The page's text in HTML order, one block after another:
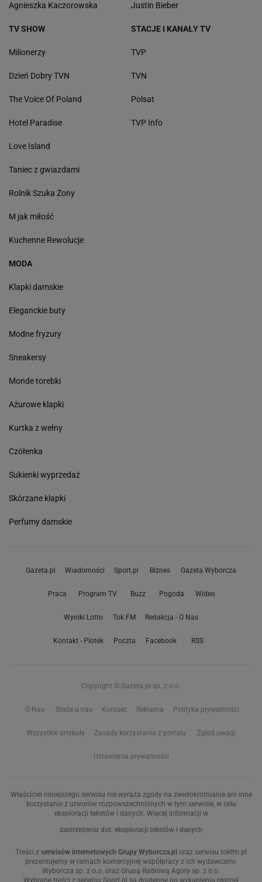
Agnieszka Kaczorowska Justin Bieber
TV SHOW
Milionerzy
Dzień Dobry TVN
The Voice Of Poland
Hotel Paradise
Love Island
Taniec z gwiazdami
Rolnik Szuka Żony
M jak miłość
Kuchenne Rewolucje
STACJE I KANAŁY TV
TVP
TVN
Polsat
TVP Info
MODA
Klapki damskie
Eleganckie buty
Modne fryzury
Sneakersy
Monde torebki
Ażurowe klapki
Kurtka z wełny
Czółenka
Sukienki wyprzedaż
Skórzane klapki
Perfumy damskie
Gazeta.pl Wiadomości Sport.pl Biznes Gazeta Wyborcza
Praca Program TV Buzz Pogoda Wideo
Wyniki Lotto Tok.FM Redakcja - O Nas
Kontakt - Plotek Poczta Facebook RSS
Copyright © Gazeta.pl sp. z o.o.
O Nas Staże u nas Kontakt Reklama Polityka prywatności
Wszystkie artykuły Zasady korzystania z portalu Zgłoś uwagi
Ustawienia prywatności
Właściciel niniejszego serwisu nie wyraża zgody na zwielokrotnianie ani inne
korzystanie z utworów rozpowszechnionych w tym serwisie, w celu
eksploracji tekstów i danych. Więcej informacji w
zastrzeżeniu dot. eksploracji tekstów i danych
Treści z serwisów internetowych Grupy Wyborcza.pl oraz serwisu tokfm.pl
prezentujemy w ramach komercyjnej współpracy z ich wydawcami:
Wyborcza sp. z o.o. oraz Grupą Radiową Agory sp. z o.o.